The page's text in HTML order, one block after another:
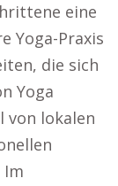
eine
Yoga-Praxis
die sich
Yoga
von lokalen
Im